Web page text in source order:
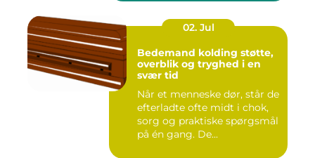
02. Jul
Bedemand kolding støtte,
overblik og tryghed i en
svær tid
Når et menneske dør, står de
efterladte ofte midt i chok,
sorg og praktiske spørgsmål
på én gang. De...